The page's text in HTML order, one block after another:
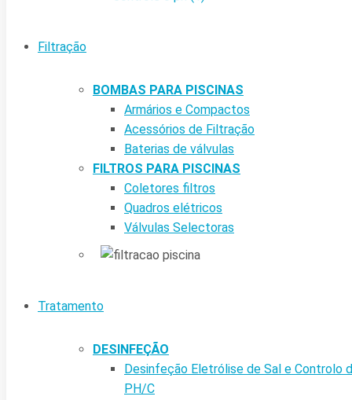
Filtração
BOMBAS PARA PISCINAS
Armários e Compactos
Acessórios de Filtração
Baterias de válvulas
FILTROS PARA PISCINAS
Coletores filtros
Quadros elétricos
Válvulas Selectoras
Tratamento
DESINFEÇÃO
Desinfeção Eletrólise de Sal e Controlo
PH/C